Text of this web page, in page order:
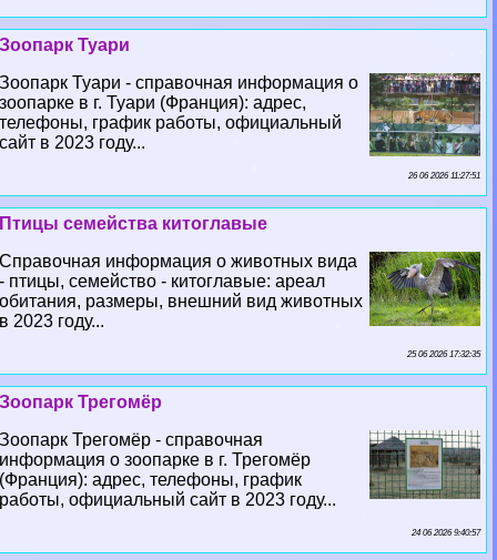
Зоопарк Туари
Зоопарк Туари - справочная информация о
зоопарке в г. Туари (Франция): адрес,
телефоны, график работы, официальный
сайт в 2023 году...
26 06 2026 11:27:51
Птицы семейства китоглавые
Справочная информация о животных вида
- птицы, семейство - китоглавые: ареал
обитания, размеры, внешний вид животных
в 2023 году...
25 06 2026 17:32:35
Зоопарк Трегомёр
Зоопарк Трегомёр - справочная
информация о зоопарке в г. Трегомёр
(Франция): адрес, телефоны, график
работы, официальный сайт в 2023 году...
24 06 2026 9:40:57